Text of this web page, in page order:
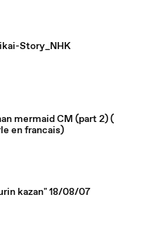
Saikai-Story_NHK
en francais)
kazan" 18/08/07